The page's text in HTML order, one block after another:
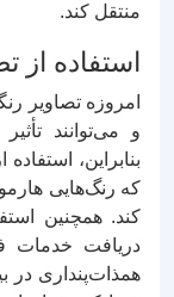
منتقل کند.
استفاده
امروزه تصاویر
و می‌توانند
بنابراین،
که رنگ‌هایی
کند. همچنین
دریافت خدمات
همذات‌پنداری در